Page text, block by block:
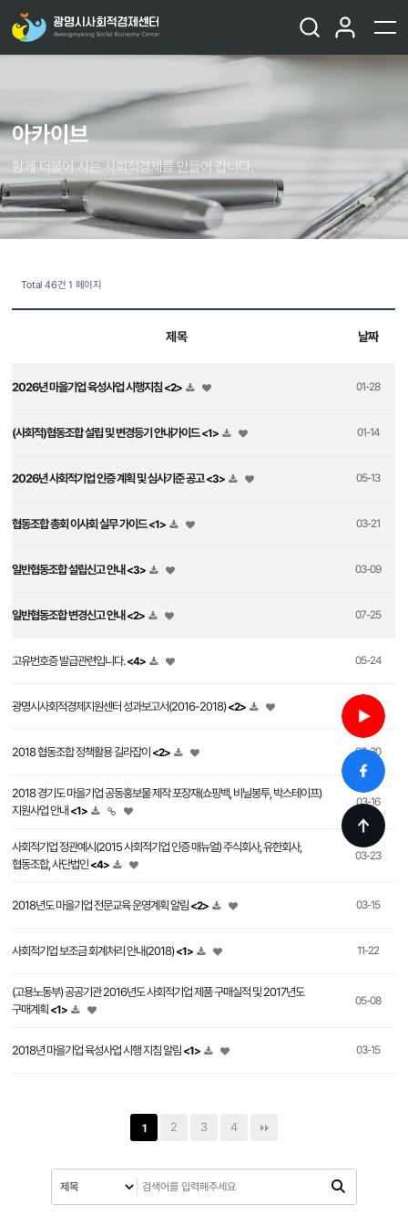
아카이브
함께 더불어 사는 사회적경제를 만들어 갑니다.
Total 46건 1 페이지
제목 날짜
2026년 마을기업 육성사업 시행지침 <2> 01-28
(사회적)협동조합 설립 및 변경등기 안내가이드<1> 01-14
2026년 사회적기업 인증 계획 및 심사기준 공고<3> 05-13
협동조합 총회 이사회 실무 가이드<1> 03-21
일반협동조합 설립신고 안내<3> 03-09
일반협동조합 변경신고 안내<2> 07-25
고유번호증 발급관련입니다.<4> 05-24
광명시사회적경제지원센터 성과보고서(2016-2018)<2> 02-25
2018 협동조합 정책활용 길라잡이 <2> 07-30
2018 경기도 마을기업 공동홍보물 제작 포장재(쇼핑백, 비닐봉투, 박스테이프)
지원사업 안내<1>
03-16
사회적기업 정관예시(2015 사회적기업 인증 매뉴얼) 주식회사, 유한회사,
협동조합, 사단법인 <4>
03-23
2018년도 마을기업 전문교육 운영계획 알림 <2> 03-15
사회적기업 보조금 회계처리 안내(2018)<1> 11-22
(고용노동부) 공공기관 2016년도 사회적기업 제품 구매실적 및 2017년도
구매계획 <1>
05-08
2018년 마을기업 육성사업 시행 지침 알림 <1> 03-15
1 2 3 4